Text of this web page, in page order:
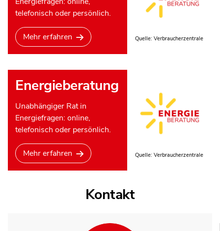
telefonisch oder persönlich.
Mehr erfahren Quelle: Verbraucherzentrale
Energieberatung
Unabhängiger Rat in
Energiefragen: online,
telefonisch oder persönlich.
Mehr erfahren Quelle: Verbraucherzentrale
Kontakt